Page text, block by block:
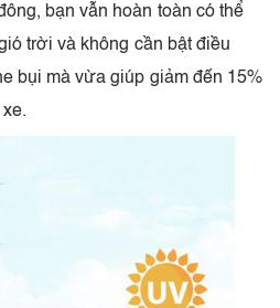
bạn vẫn hoàn toàn có thể
trời và không cần bật điều
bụi mà vừa giúp giảm đến 15%